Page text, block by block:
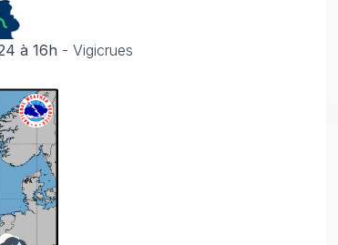
à 16h - Vigicrues